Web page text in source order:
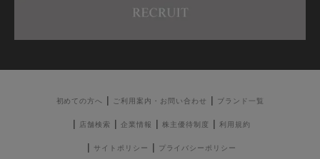
初めての方へ ご利用案内・お問い合わせ ブランド一覧
店舗検索 企業情報 株主優待制度 利用規約
サイトポリシー プライバシーポリシー